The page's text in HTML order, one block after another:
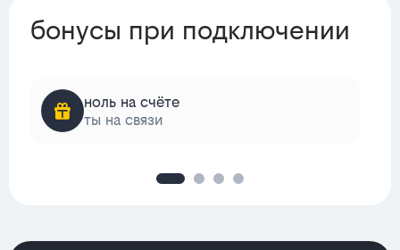
бонусы при подключении
ноль на счёте
ты на связи